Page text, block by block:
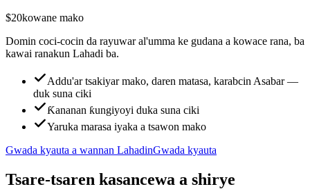
$20kowane mako
Domin coci-cocin da rayuwar al'umma ke gudana a kowace rana, ba
kawai ranakun Lahadi ba.
Addu'ar tsakiyar mako, daren matasa, karabcin Asabar —
duk suna ciki
Ƙananan ƙungiyoyi duka suna ciki
Yaruka marasa iyaka a tsawon mako
Gwada kyauta a wannan LahadinGwada kyauta
Tsare-tsaren kasancewa a shirye